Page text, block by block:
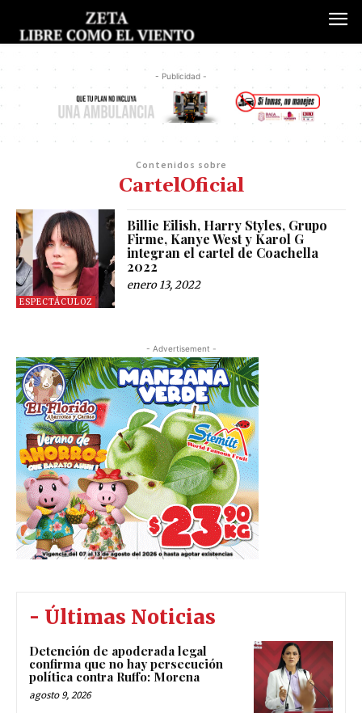
- Publicidad -
Contenidos sobre
CartelOficial
ESPECTÁCULOZ
Billie Eilish, Harry Styles, Grupo
Firme, Kanye West y Karol G
integran el cartel de Coachella
2022
enero 13, 2022
- Advertisement -
- Últimas Noticias
Detención de apoderada legal
confirma que no hay persecución
política contra Ruffo: Morena
agosto 9, 2026